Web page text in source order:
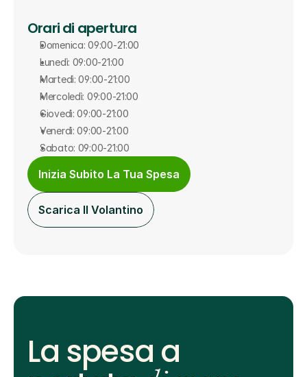
Orari di apertura
Domenica: 09:00-21:00
Lunedì: 09:00-21:00
Martedì: 09:00-21:00
Mercoledì: 09:00-21:00
Giovedì: 09:00-21:00
Venerdì: 09:00-21:00
Sabato: 09:00-21:00
Inizia Subito La Tua Spesa
Scarica Il Volantino
La spesa a